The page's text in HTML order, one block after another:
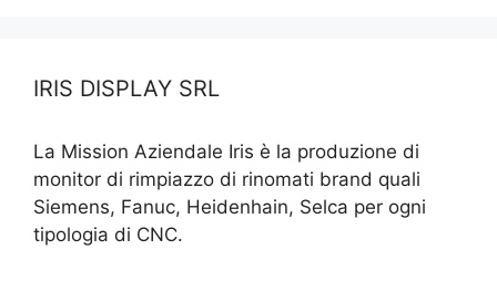
IRIS DISPLAY SRL
La Mission Aziendale Iris è la produzione di
monitor di rimpiazzo di rinomati brand quali
Siemens, Fanuc, Heidenhain, Selca per ogni
tipologia di CNC.